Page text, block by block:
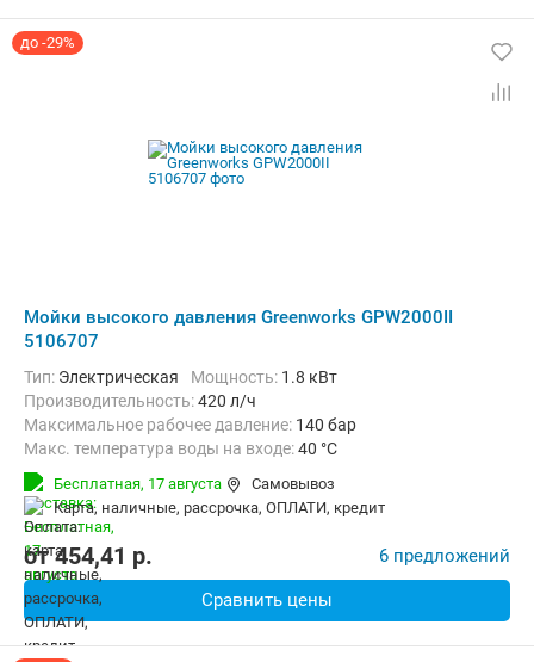
до -29%
Мойки высокого давления Greenworks GPW2000II
5106707
Тип: Электрическая Мощность: 1.8 кВт
Производительность:420 л/ч
Максимальное рабочее давление: 140 бар
Макс. температура воды на входе:40 °C
Длина шланга высокого давления :
Бесплатная, 17 августа
Самовывоз
карта, наличные, рассрочка, ОПЛАТИ, кредит
от454,41 p. 6 предложений
Сравнить цены